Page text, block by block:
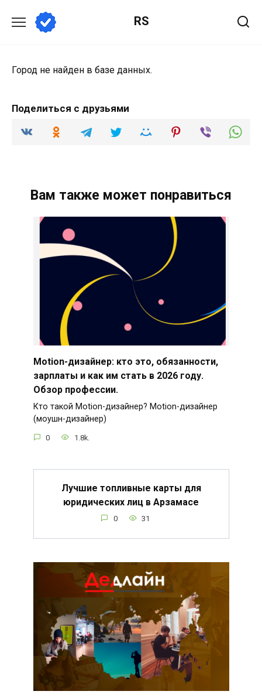
содержанию
RS
Город не найден в базе данных.
Поделиться с друзьями
Вам также может понравиться
Motion-дизайнер: кто это, обязанности,
зарплаты и как им стать в 2026 году.
Обзор профессии.
Кто такой Motion-дизайнер? Motion-дизайнер
(моушн-дизайнер)
0 1.8k.
Лучшие топливные карты для
юридических лиц в Арзамасе
0 31